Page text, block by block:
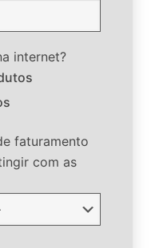
internet?
faturamento
com as